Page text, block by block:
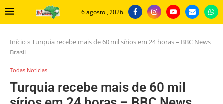
6 agosto , 2026
Início »Turquia recebe mais de 60 mil sírios em 24 horas – BBC News
Brasil
Todas Noticias
Turquia recebe mais de 60 mil